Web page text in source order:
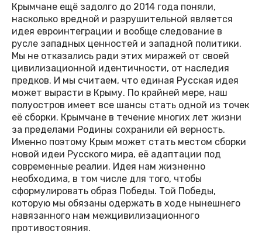
Крымчане ещё задолго до 2014 года поняли,
насколько вредной и разрушительной является
идея евроинтеграции и вообще следование в
русле западных ценностей и западной политики.
Мы не отказались ради этих миражей от своей
цивилизационной идентичности, от наследия
предков. И мы считаем, что единая Русская идея
может вырасти в Крыму. По крайней мере, наш
полуостров имеет все шансы стать одной из точек
её сборки. Крымчане в течение многих лет жизни
за пределами Родины сохранили ей верность.
Именно поэтому Крым может стать местом сборки
новой идеи Русского мира, её адаптации под
современные реалии. Идея нам жизненно
необходима, в том числе для того, чтобы
сформулировать образ Победы. Той Победы,
которую мы обязаны одержать в ходе нынешнего
навязанного нам межцивилизационного
противостояния.